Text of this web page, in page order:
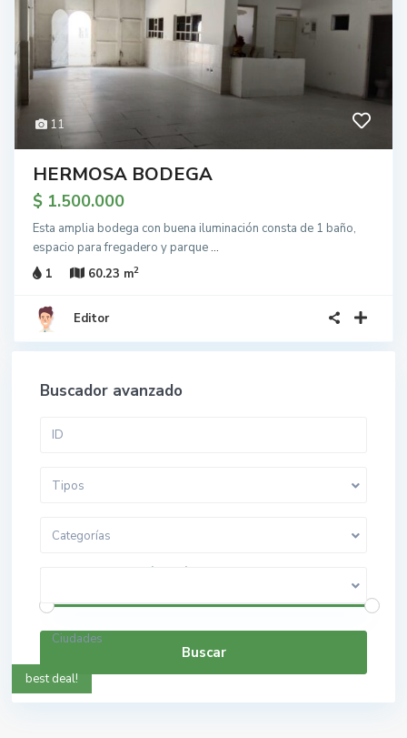
11
HERMOSA BODEGA
$ 1.500.000
Esta amplia bodega con buena iluminación consta de 1 baño,
espacio para fregadero y parque...
1
60.23 m2
Editor
Buscador avanzado
Tipos
Categorías
Rango de precios: $ 0 a $ 5.000.000.000
Ciudades
Buscar
best deal!